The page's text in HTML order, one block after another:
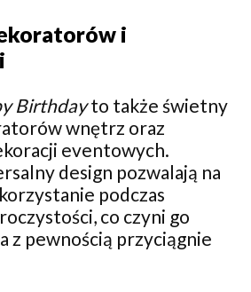
i
Birthdayto także świetny
wnętrz oraz
eventowych.
design pozwalają na
podczas
co czyni go
z pewnością przyciągnie